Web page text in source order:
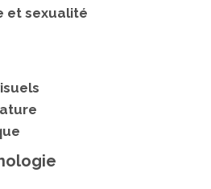
et sexualité